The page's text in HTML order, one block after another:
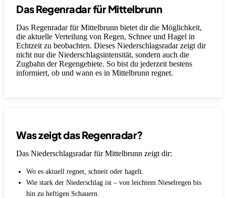
Das Regenradar für Mittelbrunn
Das Regenradar für Mittelbrunn bietet dir die Möglichkeit,
die aktuelle Verteilung von Regen, Schnee und Hagel in
Echtzeit zu beobachten. Dieses Niederschlagsradar zeigt dir
nicht nur die Niederschlagsintensität, sondern auch die
Zugbahn der Regengebiete. So bist du jederzeit bestens
informiert, ob und wann es in Mittelbrunn regnet.
Was zeigt das Regenradar?
Das Niederschlagsradar für Mittelbrunn zeigt dir:
Wo es aktuell regnet, schneit oder hagelt.
Wie stark der Niederschlag ist – von leichtem Nieselregen bis
hin zu heftigen Schauern.